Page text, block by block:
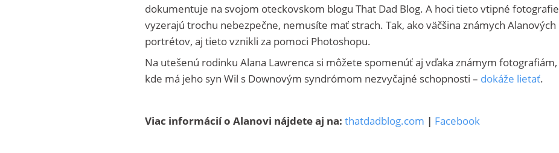
dokumentuje na svojom oteckovskom blogu That Dad Blog. A hoci tieto vtipné fotografie
vyzerajú trochu nebezpečne, nemusíte mať strach. Tak, ako väčšina známych Alanových
portrétov, aj tieto vznikli za pomoci Photoshopu.
Na utešenú rodinku Alana Lawrenca si môžete spomenúť aj vďaka známym fotografiám,
kde má jeho syn Wil s Downovým syndrómom nezvyčajné schopnosti – dokáže lietať.
Viac informácií o Alanovi nájdete aj na: thatdadblog.com | Facebook